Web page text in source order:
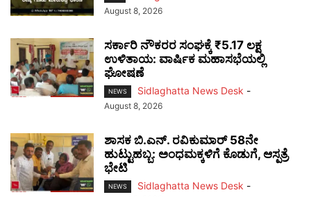
August 8, 2026
ಸರ್ಕಾರಿ ನೌಕರರ ಸಂಘಕ್ಕೆ ₹5.17 ಲಕ್ಷ
ಉಳಿತಾಯ: ವಾರ್ಷಿಕ ಮಹಾಸಭೆಯಲ್ಲಿ
ಘೋಷಣೆ
NEWS Sidlaghatta News Desk -
August 8, 2026
ಶಾಸಕ ಬಿ.ಎನ್. ರವಿಕುಮಾರ್ 58ನೇ
ಹುಟ್ಟುಹಬ್ಬ: ಅಂಧಮಕ್ಕಳಿಗೆ ಕೊಡುಗೆ, ಆಸ್ಪತ್ರೆ
ಭೇಟಿ
NEWS Sidlaghatta News Desk -